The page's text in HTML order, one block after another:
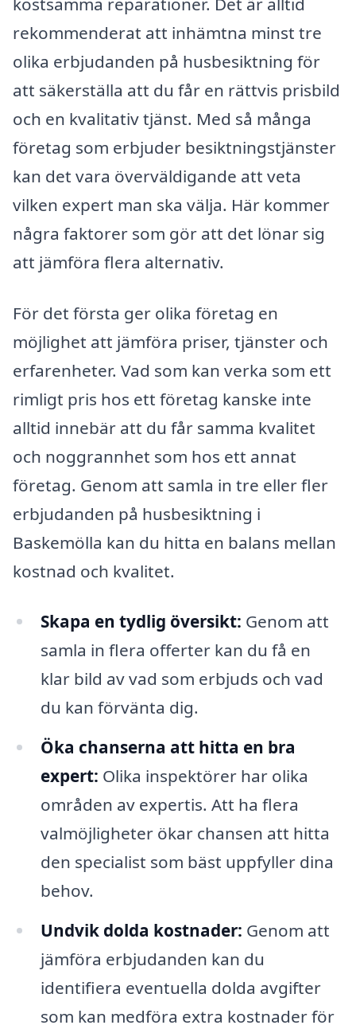
rekommenderat att inhämtna minst tre
olika erbjudanden på husbesiktning för
att säkerställa att du får en rättvis prisbild
och en kvalitativ tjänst. Med så många
företag som erbjuder besiktningstjänster
kan det vara överväldigande att veta
vilken expert man ska välja. Här kommer
några faktorer som gör att det lönar sig
att jämföra flera alternativ.
För det första ger olika företag en
möjlighet att jämföra priser, tjänster och
erfarenheter. Vad som kan verka som ett
rimligt pris hos ett företag kanske inte
alltid innebär att du får samma kvalitet
och noggrannhet som hos ett annat
företag. Genom att samla in tre eller fler
erbjudanden på husbesiktning i
Baskemölla kan du hitta en balans mellan
kostnad och kvalitet.
Skapa en tydlig översikt: Genom att
samla in flera offerter kan du få en
klar bild av vad som erbjuds och vad
du kan förvänta dig.
Öka chanserna att hitta en bra
expert: Olika inspektörer har olika
områden av expertis. Att ha flera
valmöjligheter ökar chansen att hitta
den specialist som bäst uppfyller dina
behov.
Undvik dolda kostnader: Genom att
jämföra erbjudanden kan du
identifiera eventuella dolda avgifter
som kan medföra extra kostnader för